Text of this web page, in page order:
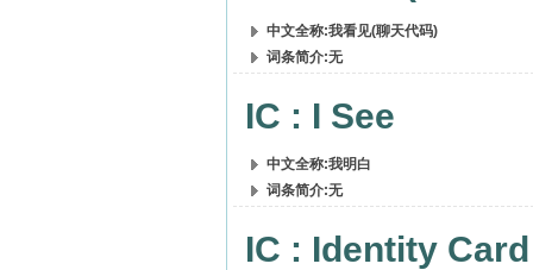
中文全称:我看见(聊天代码)
词条简介:无
IC : I See
中文全称:我明白
词条简介:无
IC : Identity Card